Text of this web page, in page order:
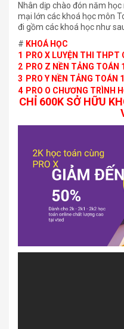
Nhân dịp chào đón năm
mại lớn các khoá học môn
đi gồm các khoá học như
# KHOÁ HỌC
1
PRO X LUYỆN THI THPT
2 PRO Z NỀN TẢNG TOÁN
3 PRO Y NỀN TẢNG TOÁN
4 PRO O CHƯƠNG TRÌNH
CHỈ 600K SỞ HỮU